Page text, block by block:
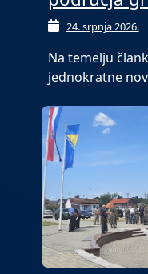
24. srpnja 2026.
Na temelju
jednokratne